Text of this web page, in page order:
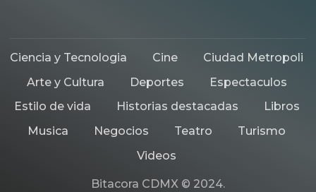
Ciencia y Tecnologia Cine
Ciudad Metropoli
Arte y Cultura
Deportes
Espectaculos
Estilo de vida
Historias destacadas
Libros
Musica
Negocios Teatro
Turismo
Videos
Bitacora CDMX © 2024.